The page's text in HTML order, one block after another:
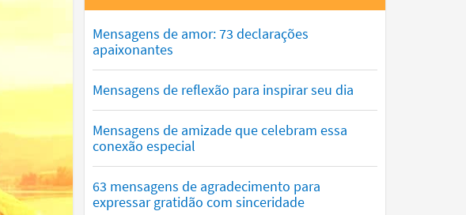
Mensagens de amor: 73 declarações
apaixonantes
Mensagens de reflexão para inspirar seu dia
Mensagens de amizade que celebram essa
conexão especial
63 mensagens de agradecimento para
expressar gratidão com sinceridade